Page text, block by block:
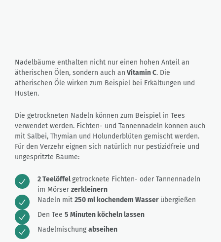
Nadelbäume enthalten nicht nur einen hohen Anteil an
ätherischen Ölen, sondern auch an Vitamin C. Die
ätherischen Öle wirken zum Beispiel bei Erkältungen und
Husten.
Die getrockneten Nadeln können zum Beispiel in Tees
verwendet werden. Fichten- und Tannennadeln können auch
mit Salbei, Thymian und Holunderblüten gemischt werden.
Für den Verzehr eignen sich natürlich nur pestizidfreie und
ungespritzte Bäume:
2 Teelöffelgetrocknete Fichten- oder Tannennadeln
im Mörserzerkleinern
Nadeln mit 250 ml kochendem Wasser übergießen
Den Tee 5 Minuten köcheln lassen
Nadelmischung abseihen